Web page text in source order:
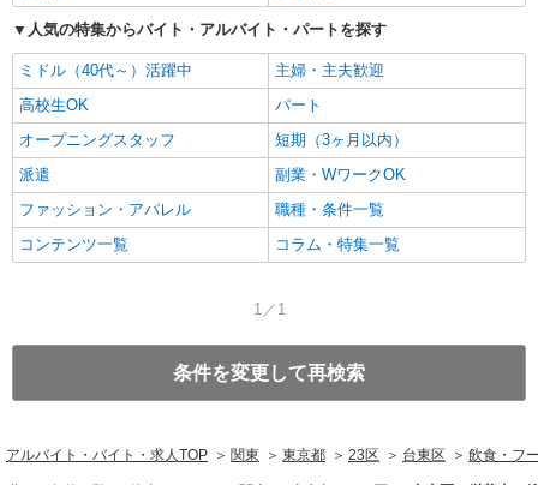
人気の特集からバイト・アルバイト・パートを探す
ミドル（40代～）活躍中
主婦・主夫歓迎
高校生OK
パート
オープニングスタッフ
短期（3ヶ月以内）
派遣
副業・WワークOK
ファッション・アパレル
職種・条件一覧
コンテンツ一覧
コラム・特集一覧
1／1
条件を変更して再検索
アルバイト・バイト・求人TOP 関東 東京都 23区 台東区 飲食・フ